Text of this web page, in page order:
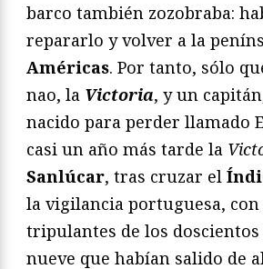
barco también zozobraba:
repararlo y volver a la
Américas. Por tanto, sólo
nao, la Victoria, y un
nacido para perder llamado
casi un año más tarde la
Sanlúcar, tras cruzar el
la vigilancia portuguesa,
tripulantes de los
nueve que habían salido de